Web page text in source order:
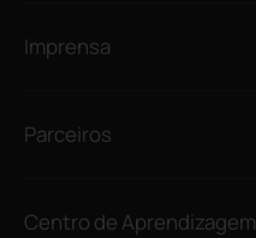
Imprensa
Parceiros
Centro de Aprendizagem